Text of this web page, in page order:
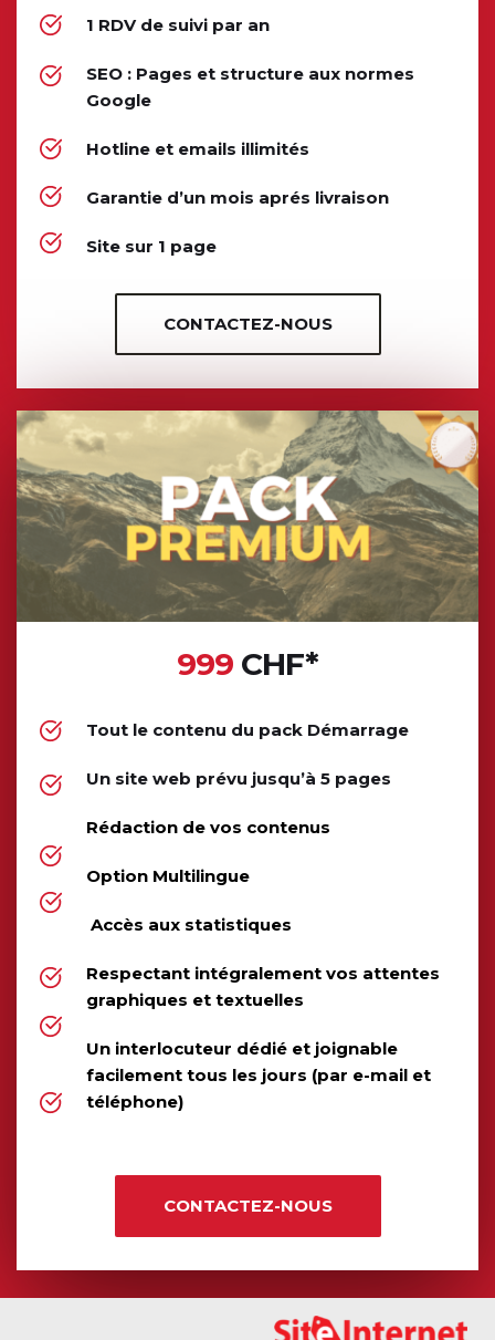
1 RDV de suivi par an
SEO : Pages et structure aux normes
Google
Hotline et emails illimités
Garantie d’un mois aprés livraison
Site sur 1 page
CONTACTEZ-NOUS
999 CHF*
Tout le contenu du pack Démarrage
Un site web prévu jusqu’à 5 pages
Rédaction de vos contenus
Option Multilingue
Accès aux statistiques
Respectant intégralement vos attentes
graphiques et textuelles
Un interlocuteur dédié et joignable
facilement tous les jours (par e-mail et
téléphone)
CONTACTEZ-NOUS